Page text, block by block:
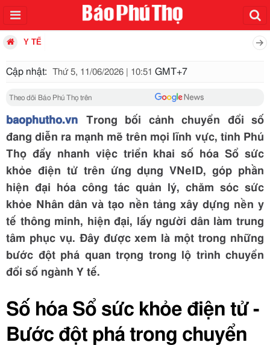
Y TẾ
Cập nhật: Thứ 5, 11/06/2026 | 10:51 GMT+7
Theo dõi Báo Phú Thọ trên
baophutho.vn Trong bối cảnh chuyển đổi số
đang diễn ra mạnh mẽ trên mọi lĩnh vực, tỉnh Phú
Thọ đẩy nhanh việc triển khai số hóa Sổ sức
khỏe điện tử trên ứng dụng VNeID, góp phần
hiện đại hóa công tác quản lý, chăm sóc sức
khỏe Nhân dân và tạo nền tảng xây dựng nền y
tế thông minh, hiện đại, lấy người dân làm trung
tâm phục vụ. Đây được xem là một trong những
bước đột phá quan trọng trong lộ trình chuyển
đổi số ngành Y tế.
Số hóa Sổ sức khỏe điện tử -
Bước đột phá trong chuyển